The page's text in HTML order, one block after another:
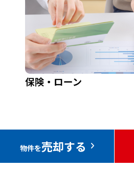
物件を売却する